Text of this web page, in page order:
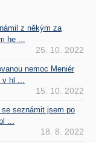
z někým za
he ...
25. 10. 2022
nemoc Meniér
v hl ...
15. 10. 2022
seznámit jsem po
...
18. 8. 2022